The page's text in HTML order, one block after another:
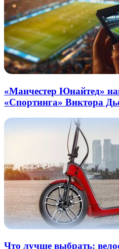
«Манчестер Юнайтед»
«Спортинга» Виктора
Что лучше выбрать: